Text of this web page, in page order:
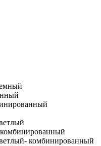
комбинированный